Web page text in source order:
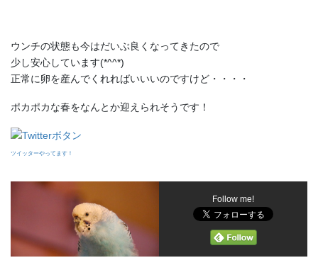
ウンチの状態も今はだいぶ良くなってきたので
少し安心しています(*^^*)
正常に卵を産んでくれればいいいのですけど・・・・
ポカポカな春をなんとか迎えられそうです！
ツイッターやってます！
Follow me!